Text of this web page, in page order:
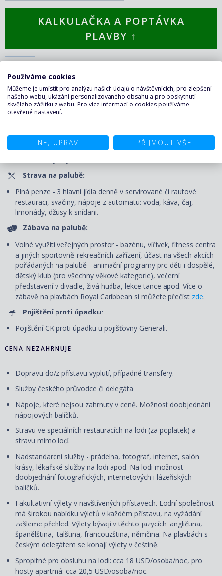
KALKULAČKA A POPTÁVKA
PLAVBY ↑
Plavba:
Ubytování v kajutě vybrané kategorie. Kajuty jsou vybavené
trezorem a telefonem. P
řístavní poplatky, portýrské služby při
nalodění a vylodění, denní úklidový servisa výhody Vámi
Strava na palubě:
Plná penze - 3 hlavní jídla denně v servírované či rautové
restauraci, svačiny, nápoje z automatu: voda, káva, čaj,
limonády, džusy k snídani.
Zábava na palubě:
Volné využití veřejných prostor - bazénu, vířivek, fitness centra
a jiných sportovně-rekreačních zařízení, účast na všech akcích
pořádaných na palubě - animační programy pro děti i dospělé,
dětský klub (pro všechny věkové kategorie), večerní
představení v divadle, živá hudba, lekce tance apod. Více o
zábavě na plavbách Royal Caribbean si můžete přečíst zde.
Pojištění proti úpadku:
Pojištění CK proti úpadku u pojišťovny Generali.
CENA NEZAHRNUJE
Dopravu do/z přístavu vyplutí, případné transfery.
Služby českého průvodce či delegáta
Nápoje, které nejsou zahrnuty v ceně. Možnost doobjednání
nápojových balíčků.
Stravu ve speciálních restauracích na lodi (za poplatek) a
stravu mimo loď.
Nadstandardní služby - prádelna, fotograf, internet, salón
krásy, lékařské služby na lodi apod. Na lodi možnost
doobjednání fotografických, internetových i lázeňských
balíčků.
Fakultativní výlety v navštívených přístavech. Lodní společnost
má širokou nabídku výletů v každém přístavu, na vyžádání
zašleme přehled. Výlety bývají v těchto jazycích: angličtina,
španělština, italština, francouzština, němčina. Na plavbách s
českým delegátem se konají výlety v češtině.
Spropitné pro obsluhu na lodi: cca 18 USD/osoba/noc, pro
hosty apartmá: cca 20,5 USD/osoba/noc.
Používáme cookies
Můžeme je umístit pro analýzu našich údajů o návštěvnících, pro zlepšení
našeho webu, ukázání personalizovaného obsahu a pro poskytnutí
skvělého zážitku z webu. Pro více informací o cookies používáme
otevřené nastavení.
NE, UPRAV PŘIJMOUT VŠE